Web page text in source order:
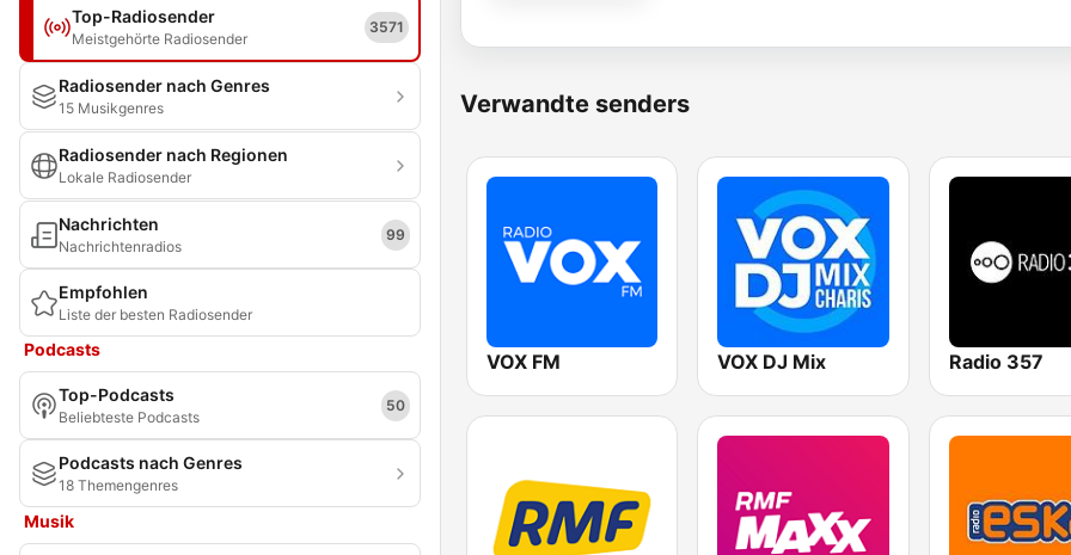
Top-Radiosender
Meistgehörte Radiosender
3571
Radiosender nach Genres
15 Musikgenres
Radiosender nach Regionen
Lokale Radiosender
Nachrichten
Nachrichtenradios
99
Empfohlen
Liste der besten Radiosender
Podcasts
Top-Podcasts
Beliebteste Podcasts
50
Podcasts nach Genres
18 Themengenres
Musik
Verwandte senders
VOX FM VOX DJ Mix Radio 357